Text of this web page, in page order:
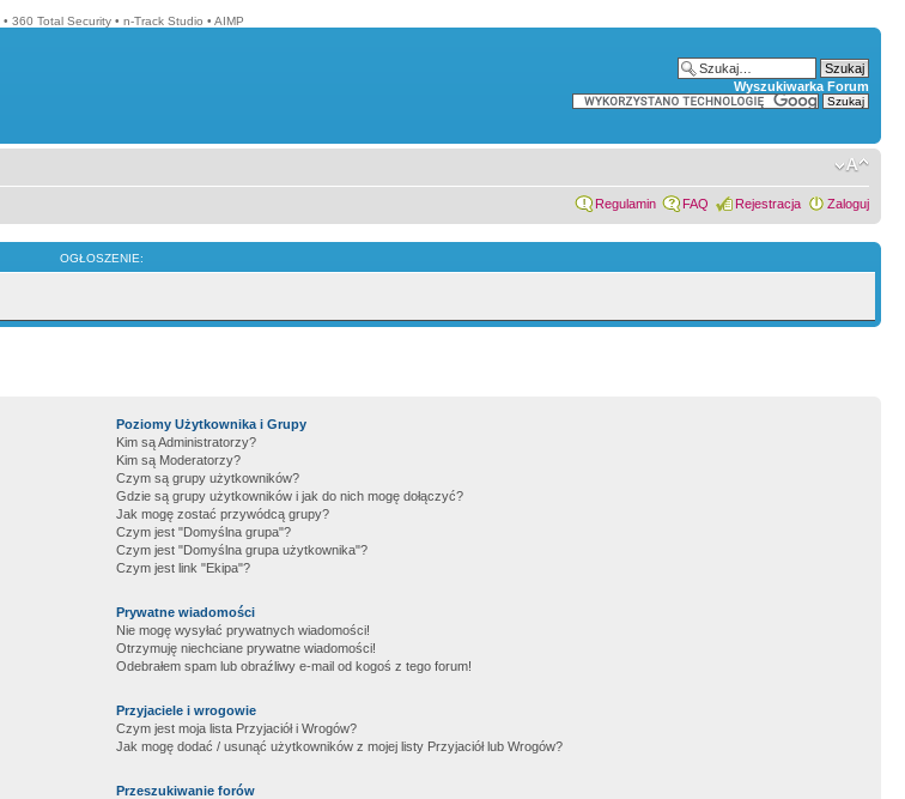
• 360 Total Security • n-Track Studio • AIMP
Wyszukiwarka Forum
Regulamin FAQ Rejestracja Zaloguj
OGŁOSZENIE:
Poziomy Użytkownika i Grupy
Kim są Administratorzy?
Kim są Moderatorzy?
Czym są grupy użytkowników?
Gdzie są grupy użytkowników i jak do nich mogę dołączyć?
Jak mogę zostać przywódcą grupy?
Czym jest "Domyślna grupa"?
Czym jest "Domyślna grupa użytkownika"?
Czym jest link "Ekipa"?
Prywatne wiadomości
Nie mogę wysyłać prywatnych wiadomości!
Otrzymuję niechciane prywatne wiadomości!
Odebrałem spam lub obraźliwy e-mail od kogoś z tego forum!
Przyjaciele i wrogowie
Czym jest moja lista Przyjaciół i Wrogów?
Jak mogę dodać / usunąć użytkowników z mojej listy Przyjaciół lub Wrogów?
Przeszukiwanie forów